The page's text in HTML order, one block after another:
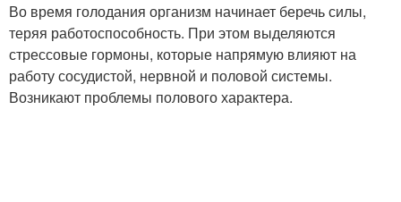
Во время голодания организм начинает беречь силы,
теряя работоспособность. При этом выделяются
стрессовые гормоны, которые напрямую влияют на
работу сосудистой, нервной и половой системы.
Возникают проблемы полового характера.